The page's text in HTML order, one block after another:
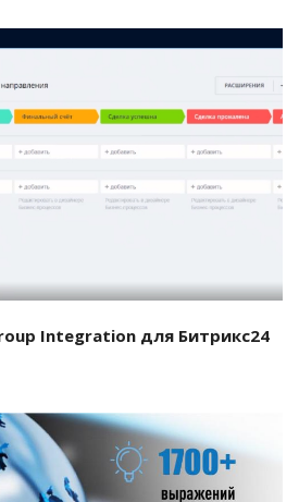
проект
Integration для Битрикс24